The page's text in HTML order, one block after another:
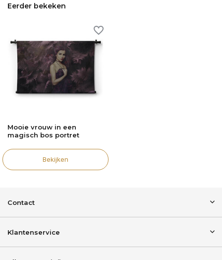
Eerder bekeken
Mooie vrouw in een
magisch bos portret
Bekijken
Contact
Klantenservice